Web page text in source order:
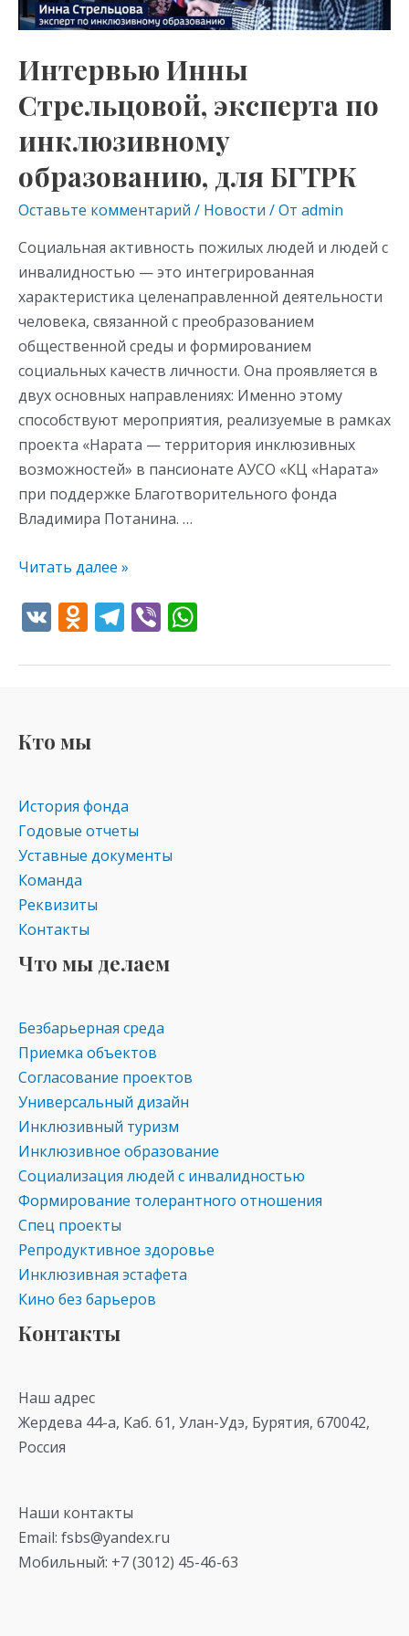
Интервью Инны
Стрельцовой, эксперта по
инклюзивному
образованию, для БГТРК
Оставьте комментарий / Новости / От admin
Социальная активность пожилых людей и людей с
инвалидностью — это интегрированная
характеристика целенаправленной деятельности
человека, связанной с преобразованием
общественной среды и формированием
социальных качеств личности. Она проявляется в
двух основных направлениях: Именно этому
способствуют мероприятия, реализуемые в рамках
проекта «Нарата — территория инклюзивных
возможностей» в пансионате АУСО «КЦ «Нарата»
при поддержке Благотворительного фонда
Владимира Потанина. …
образованию,
для
БГТРК
Читать далее »
V O
n
kl
as
s
ni
ki
T
e
Vi
er at
Кто мы
История фонда
Годовые отчеты
Уставные документы
Команда
Реквизиты
Контакты
Что мы делаем
Безбарьерная среда
Приемка объектов
Согласование проектов
Универсальный дизайн
Инклюзивный туризм
Инклюзивное образование
Социализация людей с инвалидностью
Формирование толерантного отношения
Спец проекты
Репродуктивное здоровье
Инклюзивная эстафета
Кино без барьеров
Контакты
Наш адрес
Жердева 44-а, Каб. 61, Улан-Удэ, Бурятия, 670042,
Россия
Наши контакты
Email: fsbs@yandex.ru
Мобильный: +7 (3012) 45-46-63